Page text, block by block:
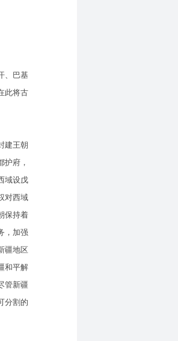
、巴基
此将古
建王朝
护府，
域设戊
对西域
保持着
，加强
疆地区
和平解
管新疆
分割的